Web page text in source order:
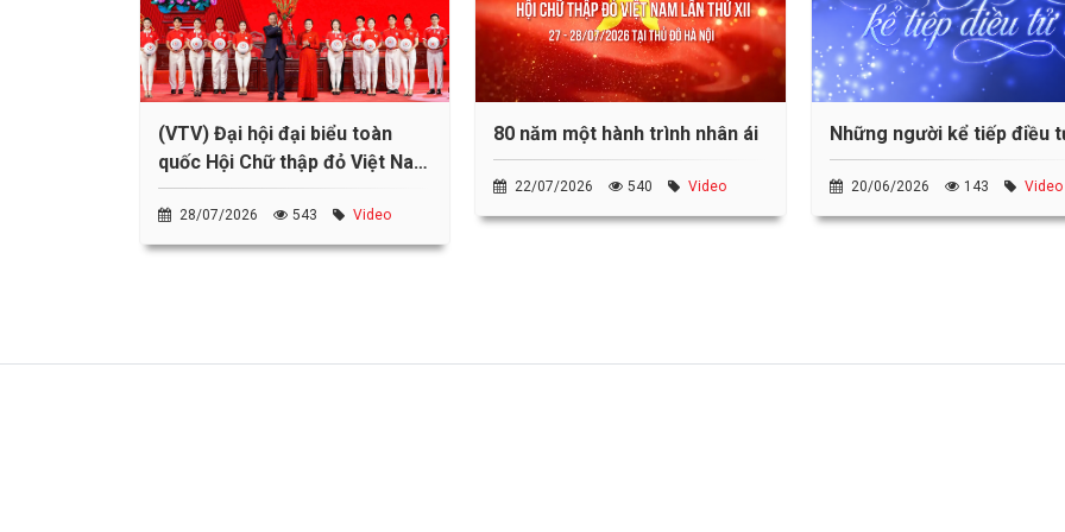
(VTV) Đại hội đại biểu toàn
quốc Hội Chữ thập đỏ Việt Nam
lần thứ XII, nhiệm kỳ 2026 -
203128/07/2026 543 Video
80 năm một hành trình nhân ái
22/07/2026 540 Video
Những người kể tiếp điều
20/06/2026 143 Video